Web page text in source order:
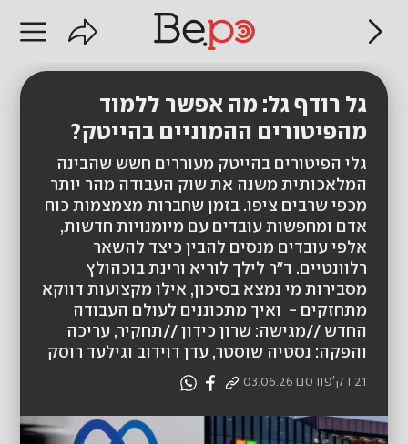
גל רודף גל: מה אפשר ללמוד
מהפיטורים ההמוניים בהייטק?
גלי הפיטורים בהייטק מעוררים חשש שהבינה
המלאכותית משנה את שוק העבודה מהר יותר
מכפי שרבים ציפו. בזמן שחברות מצמצמות כוח
אדם ומחפשות עובדים עם מיומנויות חדשות,
אלפי עובדים מנסים להבין כיצד להשאר
רלוונטיים. ד"ר לילך לוריא ורינת בוכהולץ
מסבירות מי נמצא בסיכון, אילו מקצועות דווקא
מתחזקים - ואיך מתכוננים לעולם העבודה
החדש //מגישה: שרון כידון //תחקיר, עריכה
והפקה: נסטיה שוסטר, עדן דוידוב וגילעד רוסק
21 דק' פורסם 03.06.26